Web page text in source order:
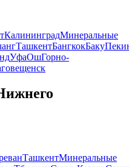
КалининградМинеральные
ТашкентБангкокБаку
УфаОшГорно-
ТашкентМинеральные